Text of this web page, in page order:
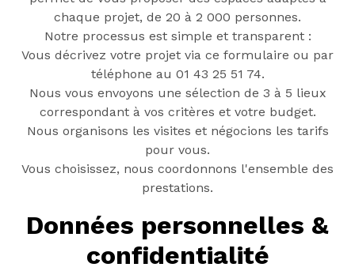
chaque projet, de 20 à 2 000 personnes.
Notre processus est simple et transparent :
Vous décrivez votre projet via ce formulaire ou par
téléphone au 01 43 25 51 74.
Nous vous envoyons une sélection de 3 à 5 lieux
correspondant à vos critères et votre budget.
Nous organisons les visites et négocions les tarifs
pour vous.
Vous choisissez, nous coordonnons l'ensemble des
prestations.
Données personnelles &
confidentialité